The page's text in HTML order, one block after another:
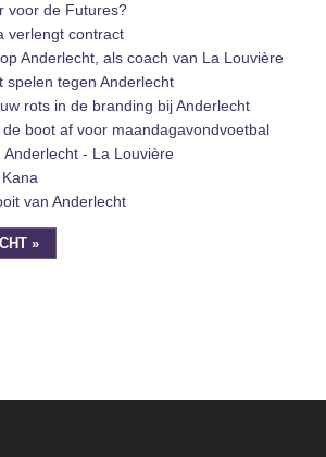
voor de Futures?
verlengt contract
Anderlecht, als coach van La Louvière
spelen tegen Anderlecht
rots in de branding bij Anderlecht
boot af voor maandagavondvoetbal
Anderlecht - La Louvière
van Anderlecht
»